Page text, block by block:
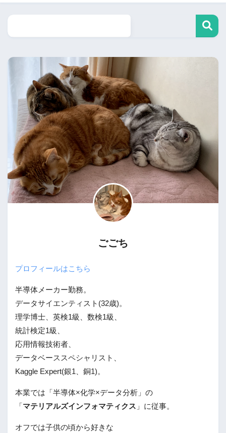
ごごち
プロフィールはこちら
半導体メーカー勤務。
データサイエンティスト(32歳)。
理学博士、英検1級、数検1級、
統計検定1級、
応用情報技術者、
データベーススペシャリスト、
Kaggle Expert(銀1、銅1)。
本業では「半導体×化学×データ分析」の
「 マテリアルズインフォマティクス 」に従事。
オフでは子供の頃から好きな